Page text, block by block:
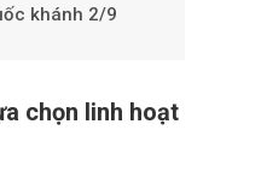
khánh 2/9
chọn linh hoạt